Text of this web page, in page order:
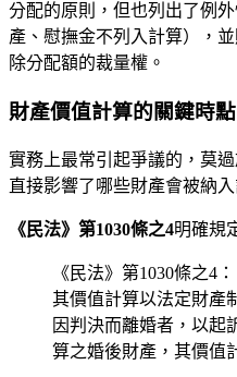
分配的原則，但也列出了例
產、慰撫金不列入計算），
除分配額的裁量權。
財產價值計算的關鍵時
實務上最常引起爭議的，莫
直接影響了哪些財產會被納
《民法》第1030條之4明確規
《民法》第1030條之4
其價值計算以法定財產
因判決而離婚者，以起
算之婚後財產，其價值